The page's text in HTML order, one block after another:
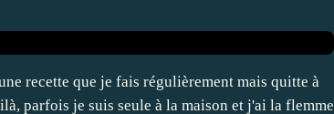
recette que je fais régulièrement mais quitte à
parfois je suis seule à la maison et j'ai la flemme